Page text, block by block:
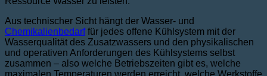
Aus technischer Sicht hängt der Wasser- und
Chemikalienbedarffür jedes offene Kühlsystem mit der
Wasserqualität des Zusatzwassers und den physikalischen
und operativen Anforderungen des Kühlsystems selbst
zusammen – also welche Betriebszeiten gibt es, welche